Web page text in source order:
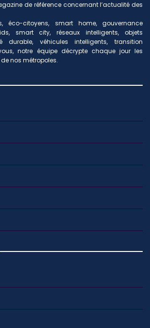
de référence concernant l’actualité des
éco-citoyens, smart home, gouvernance
smart city, réseaux intelligents, objets
durable, véhicules intelligents, transition
notre équipe décrypte chaque jour les
nos métropoles.